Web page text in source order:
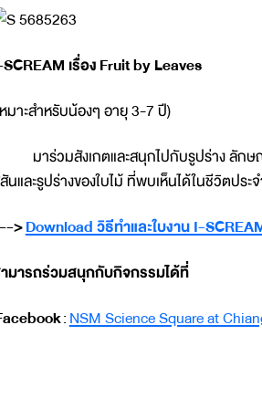
เรื่องFruit by Leaves
มาะสำหรับน้องๆ อายุ 3-7 ปี)
มาร่วมสังเกตและสนุกไปกับรูปร่าง ลักษณ
นและรูปร่างของใบไม้ ที่พบเห็นได้ในชีวิตประ
>Download วิธีทำและใบงาน I-
มารถร่วมสนุกกับกิจกรรมได้ที่
:NSM Science Square at